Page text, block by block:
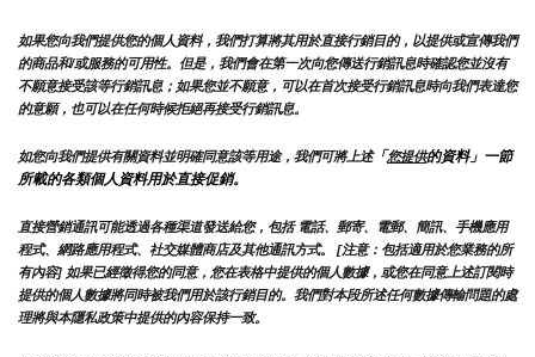
如果您向我們提供您的個人資料，我們打算將其用於直接行銷目的，以提供或宣傳我們
的商品和/或服務的可用性。但是，我們會在第一次向您傳送行銷訊息時確認您並沒有
不願意接受該等行銷訊息；如果您並不願意，可以在首次接受行銷訊息時向我們表達您
的意願，也可以在任何時候拒絕再接受行銷訊息。
如您向我們提供有關資料並明確同意該等用途，我們可將上述「您提供的資料」一節
所載的各類個人資料用於直接促銷。
直接營銷通訊可能透過各種渠道發送給您，包括 電話、郵寄、電郵、簡訊、手機應用
程式、網路應用程式、社交媒體商店及其他通訊方式。 [注意：包括適用於您業務的所
有內容] 如果已經徵得您的同意，您在表格中提供的個人數據，或您在同意上述訂閱時
提供的個人數據將同時被我們用於該行銷目的。我們對本段所述任何數據傳輸問題的處
理將與本隱私政策中提供的內容保持一致。